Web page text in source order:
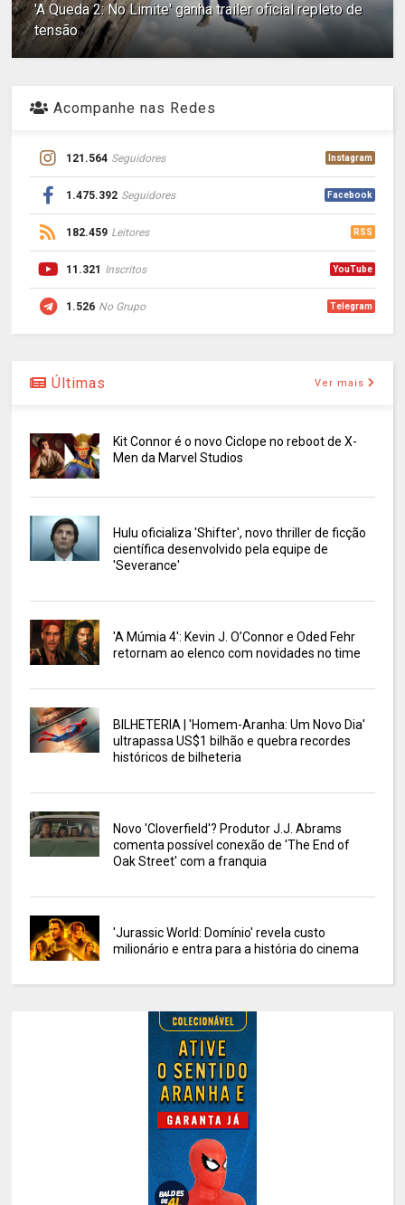
'A Queda 2: No Limite' ganha trailer oficial repleto de
tensão
Acompanhe nas Redes
121.564 Seguidores Instagram
1.475.392 Seguidores Facebook
182.459 Leitores RSS
11.321 Inscritos YouTube
1.526 No Grupo Telegram
Últimas Ver mais
Kit Connor é o novo Ciclope no reboot de X-
Men da Marvel Studios
Hulu oficializa 'Shifter', novo thriller de ficção
científica desenvolvido pela equipe de
'Severance'
'A Múmia 4': Kevin J. O’Connor e Oded Fehr
retornam ao elenco com novidades no time
BILHETERIA | 'Homem-Aranha: Um Novo Dia'
ultrapassa US$1 bilhão e quebra recordes
históricos de bilheteria
Novo 'Cloverfield'? Produtor J.J. Abrams
comenta possível conexão de 'The End of
Oak Street' com a franquia
'Jurassic World: Domínio' revela custo
milionário e entra para a história do cinema